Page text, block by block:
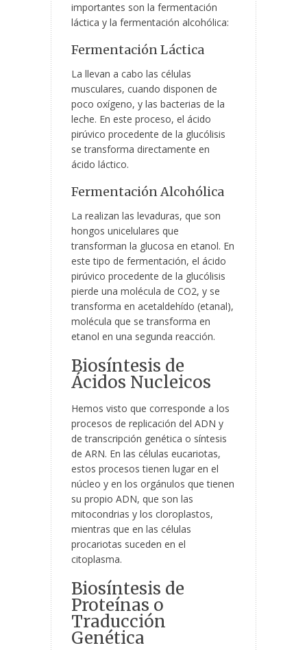
importantes son la fermentación
láctica y la fermentación alcohólica:
Fermentación Láctica
La llevan a cabo las células
musculares, cuando disponen de
poco oxígeno, y las bacterias de la
leche. En este proceso, el ácido
pirúvico procedente de la glucólisis
se transforma directamente en
ácido láctico.
Fermentación Alcohólica
La realizan las levaduras, que son
hongos unicelulares que
transforman la glucosa en etanol. En
este tipo de fermentación, el ácido
pirúvico procedente de la glucólisis
pierde una molécula de CO2, y se
transforma en acetaldehído (etanal),
molécula que se transforma en
etanol en una segunda reacción.
Biosíntesis de
Ácidos Nucleicos
Hemos visto que corresponde a los
procesos de replicación del ADN y
de transcripción genética o síntesis
de ARN. En las células eucariotas,
estos procesos tienen lugar en el
núcleo y en los orgánulos que tienen
su propio ADN, que son las
mitocondrias y los cloroplastos,
mientras que en las células
procariotas suceden en el
citoplasma.
Biosíntesis de
Proteínas o
Traducción
Genética